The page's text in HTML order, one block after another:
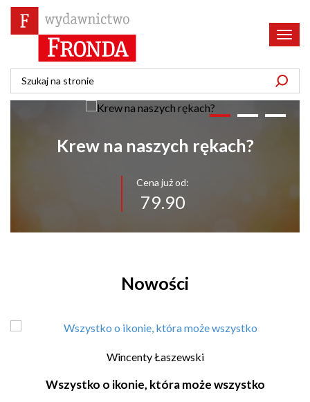
Krew na naszych rękach?
Cena już od:
79.90
Nowości
Wincenty Łaszewski
Wszystko o ikonie, która może wszystko